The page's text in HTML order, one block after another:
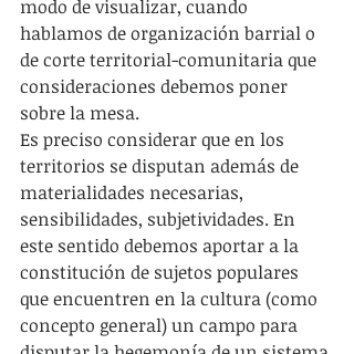
modo de visualizar, cuando
hablamos de organización barrial o
de corte territorial-comunitaria que
consideraciones debemos poner
sobre la mesa.
Es preciso considerar que en los
territorios se disputan además de
materialidades necesarias,
sensibilidades, subjetividades. En
este sentido debemos aportar a la
constitución de sujetos populares
que encuentren en la cultura (como
concepto general) un campo para